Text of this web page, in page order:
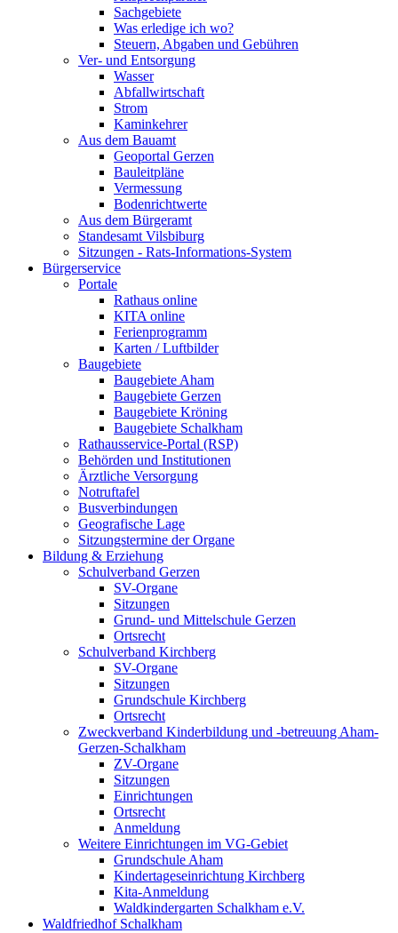
Sachgebiete
Was erledige ich wo?
Steuern, Abgaben und Gebühren
Ver- und Entsorgung
Wasser
Abfallwirtschaft
Strom
Kaminkehrer
Aus dem Bauamt
Geoportal Gerzen
Bauleitpläne
Vermessung
Bodenrichtwerte
Aus dem Bürgeramt
Standesamt Vilsbiburg
Sitzungen - Rats-Informations-System
Bürgerservice
Portale
Rathaus online
KITA online
Ferienprogramm
Karten / Luftbilder
Baugebiete
Baugebiete Aham
Baugebiete Gerzen
Baugebiete Kröning
Baugebiete Schalkham
Rathausservice-Portal (RSP)
Behörden und Institutionen
Ärztliche Versorgung
Notruftafel
Busverbindungen
Geografische Lage
Sitzungstermine der Organe
Bildung & Erziehung
Schulverband Gerzen
SV-Organe
Sitzungen
Grund- und Mittelschule Gerzen
Ortsrecht
Schulverband Kirchberg
SV-Organe
Sitzungen
Grundschule Kirchberg
Ortsrecht
Zweckverband Kinderbildung und -betreuung Aham-
Gerzen-Schalkham
ZV-Organe
Sitzungen
Einrichtungen
Ortsrecht
Anmeldung
Weitere Einrichtungen im VG-Gebiet
Grundschule Aham
Kindertageseinrichtung Kirchberg
Kita-Anmeldung
Waldkindergarten Schalkham e.V.
Waldfriedhof Schalkham